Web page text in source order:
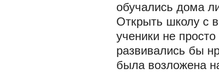
обучались дома
Открыть школу с
ученики не
развивались бы
была возложена